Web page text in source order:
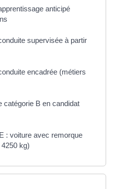
anticipé
supervisée à partir
encadrée (métiers
catégorie B en candidat
: voiture avec remorque
kg)